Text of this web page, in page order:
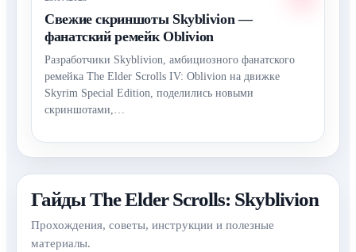
Свежие скриншоты Skyblivion —
фанатский ремейк Oblivion
Разработчики Skyblivion, амбициозного фанатского
ремейка The Elder Scrolls IV: Oblivion на движке
Skyrim Special Edition, поделились новыми
скриншотами,…
Гайды The Elder Scrolls: Skyblivion
Прохождения, советы, инструкции и полезные
материалы.